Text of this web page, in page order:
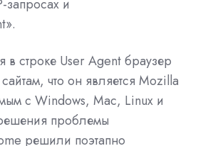
запросах и
в строке User Agent браузер
что он является Mozilla
с Windows, Mac, Linux и
проблемы
решили поэтапно